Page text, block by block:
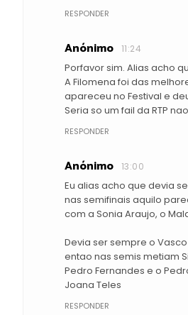
RESPONDER
Anónimo 11:24
Porfavor sim. Alias acho
A Filomena foi das
apareceu no Festival e
Seria so um fail da RTP
RESPONDER
Anónimo 13:00
Eu alias acho que devia
nas semifinais aquilo
com a Sonia Araujo, o
Devia ser sempre o
entao nas semis metiam
Pedro Fernandes e o
Joana Teles
RESPONDER